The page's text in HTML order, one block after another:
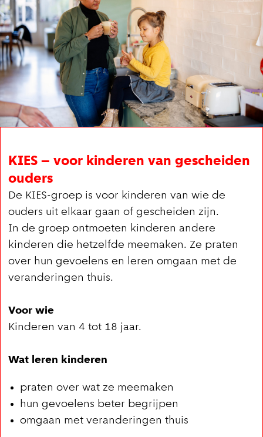
KIES – voor kinderen van gescheiden
ouders
De KIES-groep is voor kinderen van wie de
ouders uit elkaar gaan of gescheiden zijn.
In de groep ontmoeten kinderen andere
kinderen die hetzelfde meemaken. Ze praten
over hun gevoelens en leren omgaan met de
veranderingen thuis.
Voor wie
Kinderen van 4 tot 18 jaar.
Wat leren kinderen
praten over wat ze meemaken
hun gevoelens beter begrijpen
omgaan met veranderingen thuis